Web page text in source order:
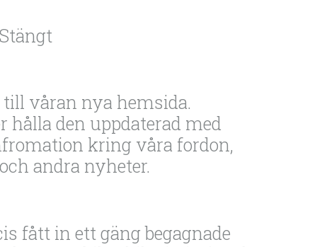
våran nya hemsida.
hålla den uppdaterad med
kring våra fordon,
andra nyheter.
fått in ett gäng begagnade